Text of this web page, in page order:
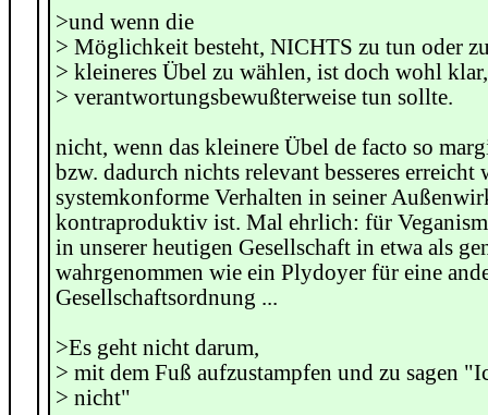
>und wenn die
> Möglichkeit besteht, NICHTS zu tun oder
> kleineres Übel zu wählen, ist doch wohl
> verantwortungsbewußterweise tun sollte.
nicht, wenn das kleinere Übel de facto so
bzw. dadurch nichts relevant besseres erreicht
systemkonforme Verhalten in seiner
kontraproduktiv ist. Mal ehrlich: für
in unserer heutigen Gesellschaft in etwa als
wahrgenommen wie ein Plydoyer für eine
Gesellschaftsordnung ...
>Es geht nicht darum,
> mit dem Fuß aufzustampfen und zu sagen
> nicht"